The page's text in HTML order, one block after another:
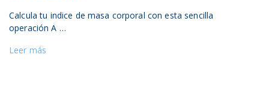
Calcula tu indice de masa corporal con esta sencilla
operación A …
Leer más